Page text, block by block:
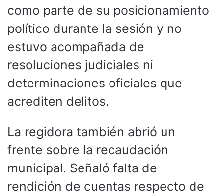
como parte de su posicionamiento
político durante la sesión y no
estuvo acompañada de
resoluciones judiciales ni
determinaciones oficiales que
acrediten delitos.
La regidora también abrió un
frente sobre la recaudación
municipal. Señaló falta de
rendición de cuentas respecto de